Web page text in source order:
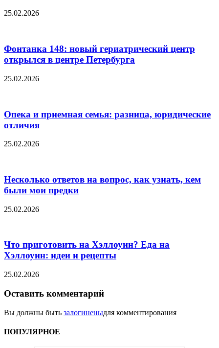
25.02.2026
Фонтанка 148: новый гериатрический центр
открылся в центре Петербурга
25.02.2026
Опека и приемная семья: разница, юридические
отличия
25.02.2026
Несколько ответов на вопрос, как узнать, кем
были мои предки
25.02.2026
Что приготовить на Хэллоуин? Еда на
Хэллоуин: идеи и рецепты
25.02.2026
Оставить комментарий
Вы должны быть залогиненыдля комментирования
ПОПУЛЯРНОЕ